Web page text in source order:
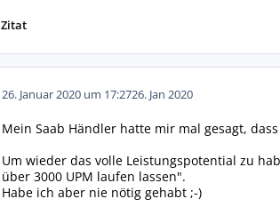
Zitat
26. Januar 2020 um 17:2726. Jan 2020
Mein Saab Händler hatte mir mal gesagt,
Um wieder das volle Leistungspotential zu
über 3000 UPM laufen lassen".
Habe ich aber nie nötig gehabt ;-)